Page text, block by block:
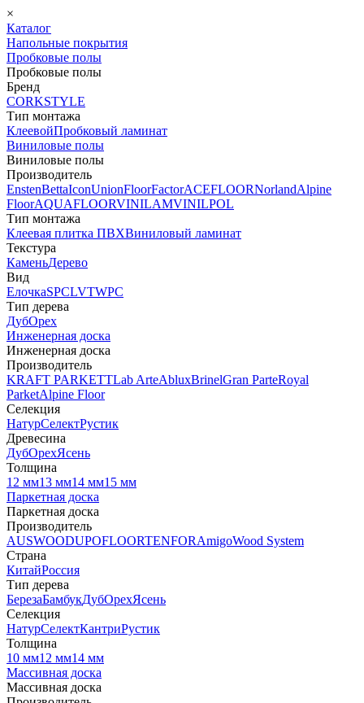
×
Каталог
Напольные покрытия
Пробковые полы
Пробковые полы
Бренд
CORKSTYLE
Тип монтажа
КлеевойПробковый ламинат
Виниловые полы
Виниловые полы
Производитель
EnstenBettaIconUnionFloorFactorACEFLOORNorlandAlpine
FloorAQUAFLOORVINILAMVINILPOL
Тип монтажа
Клеевая плитка ПВХВиниловый ламинат
Текстура
КаменьДерево
Вид
ЕлочкаSPCLVTWPC
Тип дерева
ДубОрех
Инженерная доска
Инженерная доска
Производитель
KRAFT PARKETTLab ArteAbluxBrinelGran ParteRoyal
ParketAlpine Floor
Селекция
НатурСелектРустик
Древесина
ДубОрехЯсень
Толщина
12 мм13 мм14 мм15 мм
Паркетная доска
Паркетная доска
Производитель
AUSWOODUPOFLOORTENFORAmigoWood System
Страна
КитайРоссия
Тип дерева
БерезаБамбукДубОрехЯсень
Селекция
НатурСелектКантриРустик
Толщина
10 мм12 мм14 мм
Массивная доска
Массивная доска